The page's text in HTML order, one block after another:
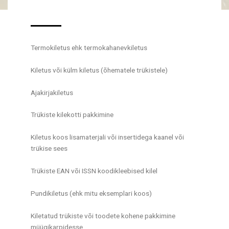
Termokiletus ehk termokahanevkiletus
Kiletus või külm kiletus (õhematele trükistele)
Ajakirjakiletus
Trükiste kilekotti pakkimine
Kiletus koos lisamaterjali või insertidega kaanel või
trükise sees
Trükiste EAN või ISSN koodikleebised kilel
Pundikiletus (ehk mitu eksemplari koos)
Kiletatud trükiste või toodete kohene pakkimine
müügikarpidesse